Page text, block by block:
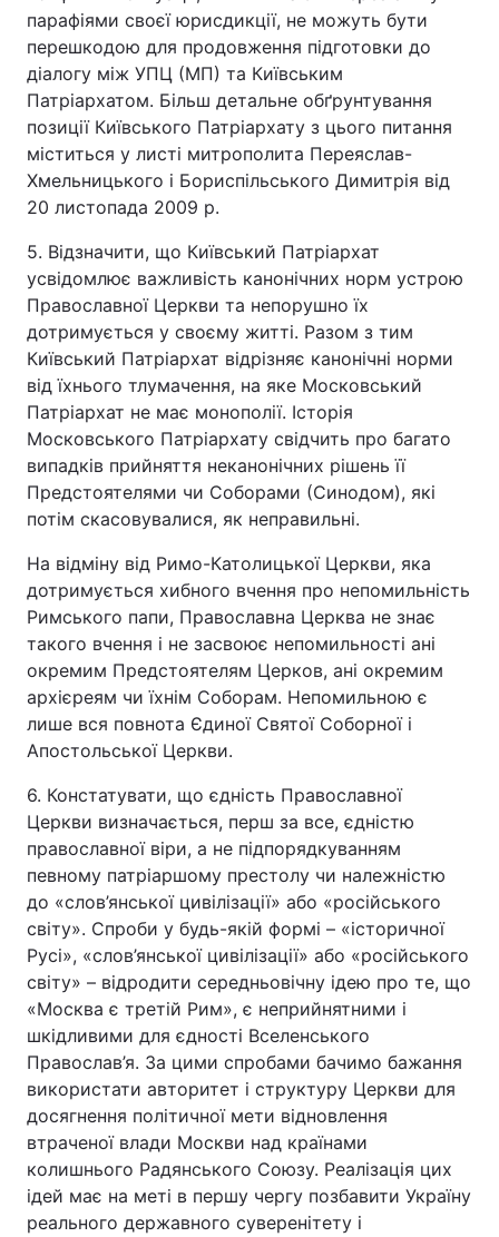
парафіями своєї юрисдикції, не можуть бути
перешкодою для продовження підготовки до
діалогу між УПЦ (МП) та Київським
Патріархатом. Більш детальне обґрунтування
позиції Київського Патріархату з цього питання
міститься у листі митрополита Переяслав-
Хмельницького і Бориспільського Димитрія від
20 листопада 2009 р.
5. Відзначити, що Київський Патріархат
усвідомлює важливість канонічних норм устрою
Православної Церкви та непорушно їх
дотримується у своєму житті. Разом з тим
Київський Патріархат відрізняє канонічні норми
від їхнього тлумачення, на яке Московський
Патріархат не має монополії. Історія
Московського Патріархату свідчить про багато
випадків прийняття неканонічних рішень її
Предстоятелями чи Соборами (Синодом), які
потім скасовувалися, як неправильні.
На відміну від Римо-Католицької Церкви, яка
дотримується хибного вчення про непомильність
Римського папи, Православна Церква не знає
такого вчення і не засвоює непомильності ані
окремим Предстоятелям Церков, ані окремим
архієреям чи їхнім Соборам. Непомильною є
лише вся повнота Єдиної Святої Соборної і
Апостольської Церкви.
6. Констатувати, що єдність Православної
Церкви визначається, перш за все, єдністю
православної віри, а не підпорядкуванням
певному патріаршому престолу чи належністю
до «слов’янської цивілізації» або «російського
світу». Спроби у будь-якій формі – «історичної
Русі», «слов’янської цивілізації» або «російського
світу» – відродити середньовічну ідею про те, що
«Москва є третій Рим», є неприйнятними і
шкідливими для єдності Вселенського
Православ’я. За цими спробами бачимо бажання
використати авторитет і структуру Церкви для
досягнення політичної мети відновлення
втраченої влади Москви над країнами
колишнього Радянського Союзу. Реалізація цих
ідей має на меті в першу чергу позбавити Україну
реального державного суверенітету і